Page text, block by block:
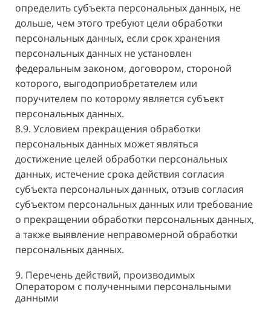
определить субъекта персональных данных, не
дольше, чем этого требуют цели обработки
персональных данных, если срок хранения
персональных данных не установлен
федеральным законом, договором, стороной
которого, выгодоприобретателем или
поручителем по которому является субъект
персональных данных.
8.9. Условием прекращения обработки
персональных данных может являться
достижение целей обработки персональных
данных, истечение срока действия согласия
субъекта персональных данных, отзыв согласия
субъектом персональных данных или требование
о прекращении обработки персональных данных,
а также выявление неправомерной обработки
персональных данных.
9. Перечень действий, производимых
Оператором с полученными персональными
данными